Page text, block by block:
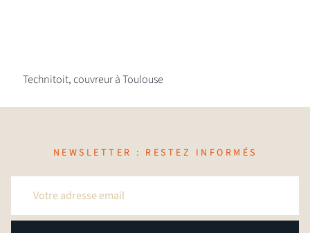
Technitoit, couvreur à Toulouse
NEWSLETTER : RESTEZ INFORMÉS